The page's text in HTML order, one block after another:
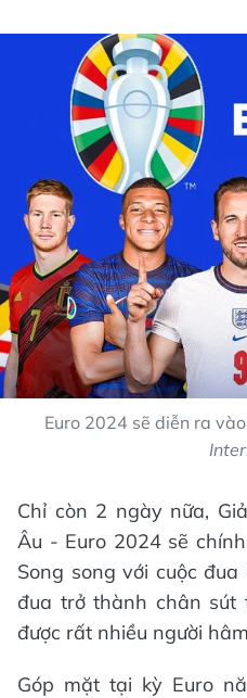
Euro 2024 sẽ diễn ra
Chỉ còn 2 ngày nữa,
Âu - Euro 2024 sẽ
Song song với cuộc
đua trở thành chân sút
được rất nhiều người
Góp mặt tại kỳ Euro